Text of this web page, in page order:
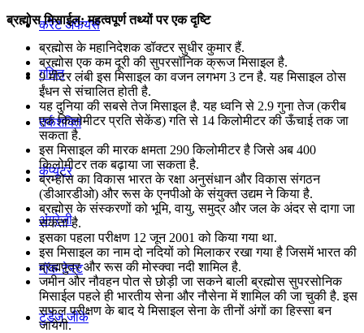
करेंट अफेयर्स
गणित
तर्कशक्ति
कंप्यूटर
अंग्रेजी
मॉक टेस्ट
टुडेज जीके
ब्रह्मोस मिसाईल: महत्वपूर्ण तथ्यों पर एक दृष्टि
ब्रह्मोस के महानिदेशक डॉक्‍टर सुधीर कुमार हैं.
ब्रह्मोस एक कम दूरी की सुपरसॉनिक क्रूज मिसाइल है.
9 मीटर लंबी इस मिसाइल का वजन लगभग 3 टन है. यह मिसाइल ठोस
ईंधन से संचालित होती है.
यह दुनिया की सबसे तेज मिसाइल है. यह ध्‍वनि से 2.9 गुना तेज (करीब
एक किलोमीटर प्रति सेकेंड) गति से 14 किलोमीटर की ऊँचाई तक जा
सकता है.
इस मिसाइल की मारक क्षमता 290 किलोमीटर है जिसे अब 400
किलोमीटर तक बढ़ाया जा सकता है.
ब्रम्‍होस का विकास भारत के रक्षा अनुसंधान और विकास संगठन
(डीआरडीओ) और रूस के एनपीओ के संयुक्‍त उद्यम ने किया है.
ब्रह्मोस के संस्करणों को भूमि, वायु, समुद्र और जल के अंदर से दागा जा
सकता है.
इसका पहला परीक्षण 12 जून 2001 को किया गया था.
इस मिसाइल का नाम दो नदियों को मिलाकर रखा गया है जिसमें भारत की
ब्रह्मपुत्र और रूस की मोस्क्वा नदी शामिल है.
जमीन और नौवहन पोत से छोड़ी जा सकने बाली ब्रह्मोस सुपरसोनिक
मिसाईल पहले ही भारतीय सेना और नौसेना में शामिल की जा चुकी है. इस
सफल परीक्षण के बाद ये मिसाइल सेना के तीनों अंगों का हिस्सा बन
जायेगी.